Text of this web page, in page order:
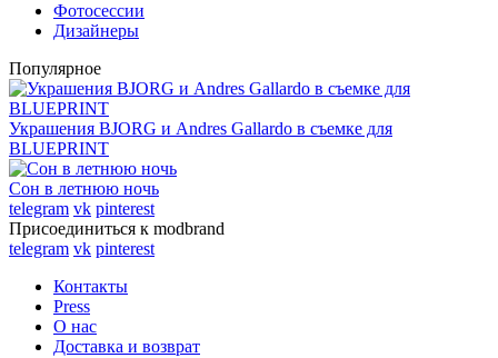
Фотосессии
Дизайнеры
Популярное
Украшения BJORG и Andres Gallardo в съемке для
BLUEPRINT
Сон в летнюю ночь
telegram vk pinterest
Присоединиться к modbrand
telegram vk pinterest
Контакты
Press
О нас
Доставка и возврат